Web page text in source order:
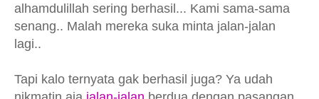
alhamdulillah sering berhasil... Kami sama-sama
senang.. Malah mereka suka minta jalan-jalan
lagi..
Tapi kalo ternyata gak berhasil juga? Ya udah